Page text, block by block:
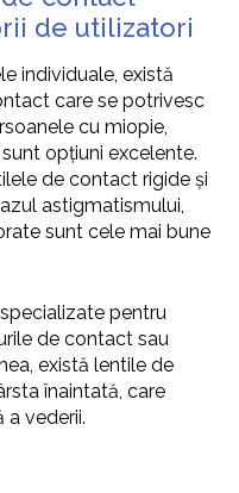
de utilizatori
individuale, există
care se potrivesc
cu miopie,
opțiuni excelente.
de contact rigide și
astigmatismului,
sunt cele mai bune
pentru
de contact sau
există lentile de
înaintată, care
a vederii.